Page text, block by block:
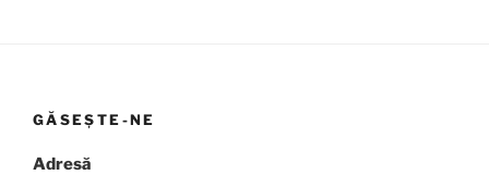
GĂSEȘTE-NE
Adresă